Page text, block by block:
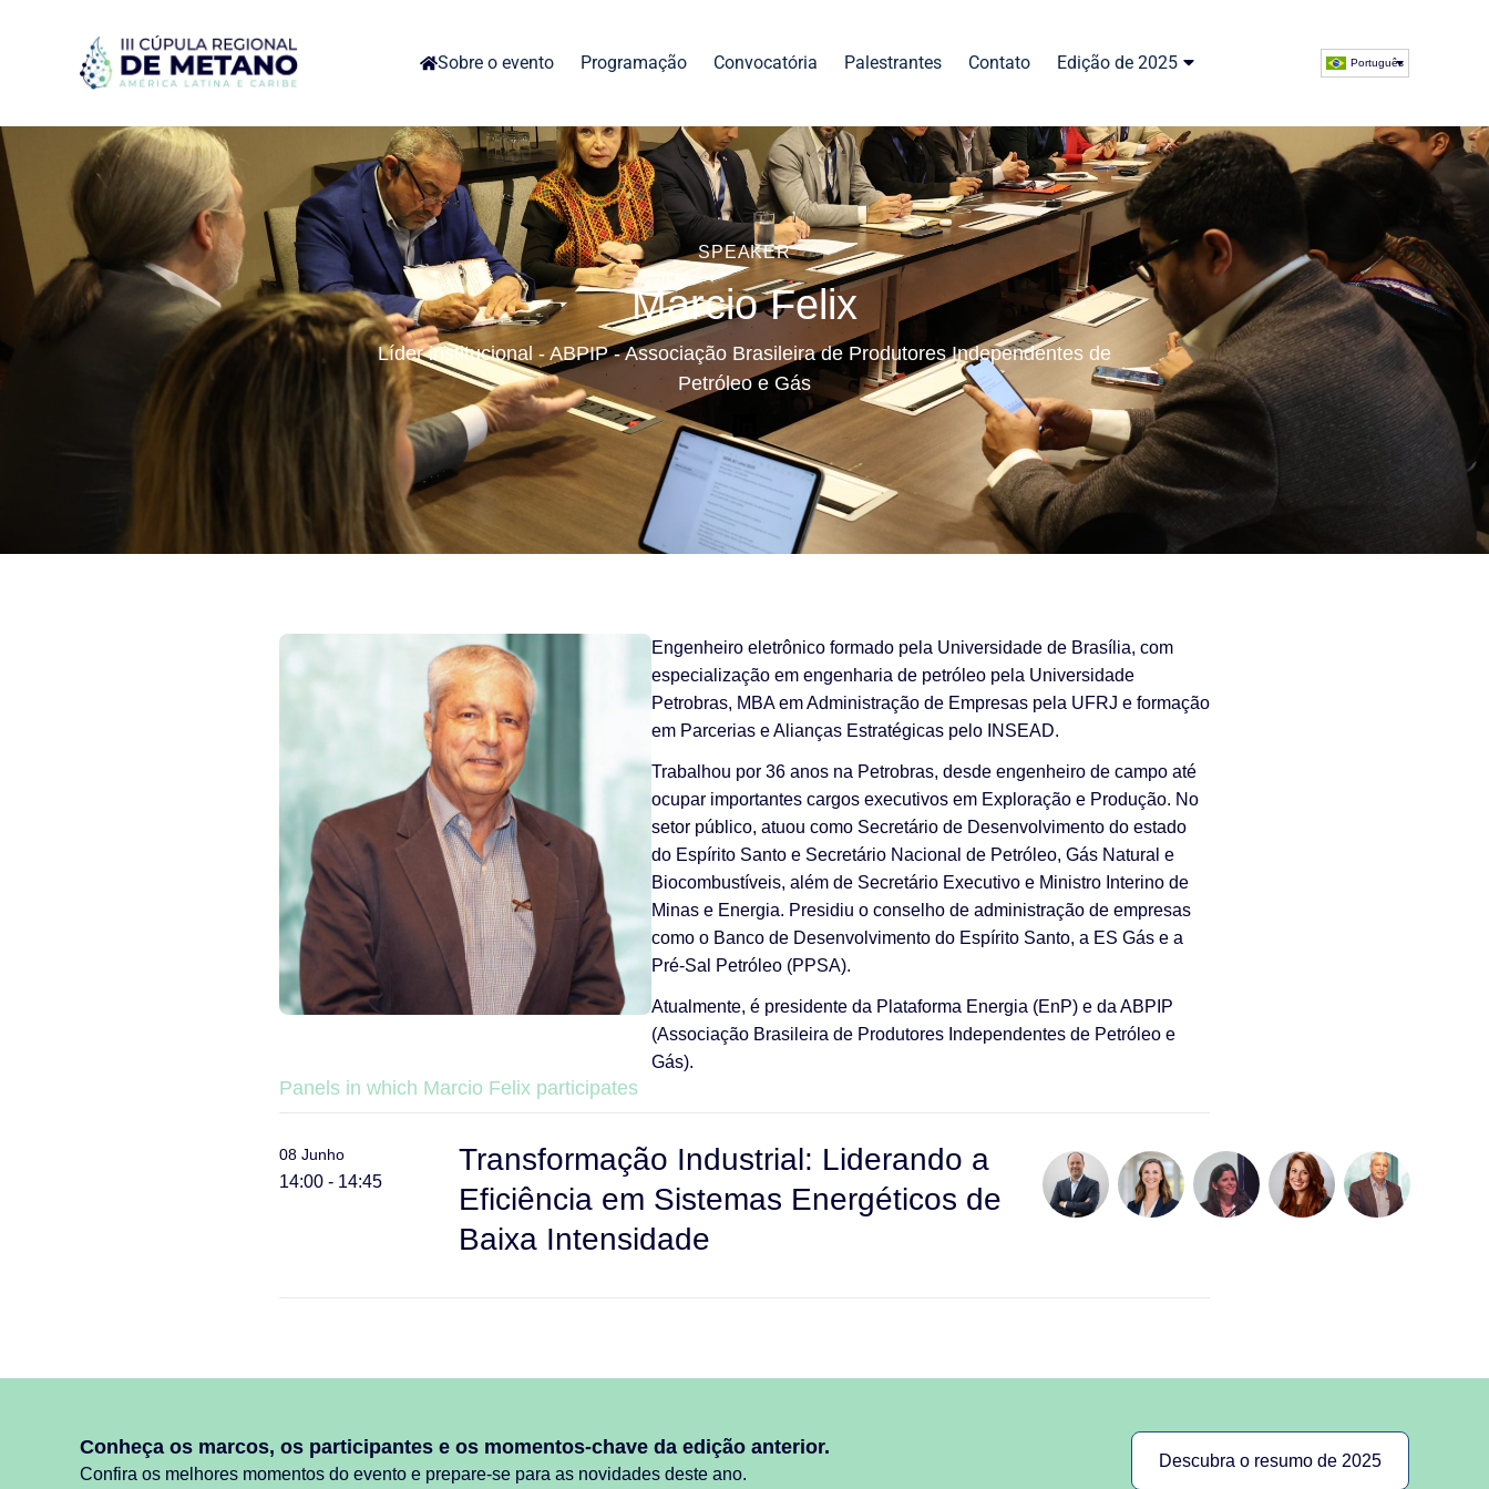
Sobre o evento Programação Convocatória Palestrantes Contato Edição de 2025 Português
SPEAKER
Marcio Felix
Líder institucional - ABPIP - Associação Brasileira de Produtores Independentes de
Petróleo e Gás
Engenheiro eletrônico formado pela Universidade de Brasília, com
especialização em engenharia de petróleo pela Universidade
Petrobras, MBA em Administração de Empresas pela UFRJ e formação
em Parcerias e Alianças Estratégicas pelo INSEAD.
Trabalhou por 36 anos na Petrobras, desde engenheiro de campo até
ocupar importantes cargos executivos em Exploração e Produção. No
setor público, atuou como Secretário de Desenvolvimento do estado
do Espírito Santo e Secretário Nacional de Petróleo, Gás Natural e
Biocombustíveis, além de Secretário Executivo e Ministro Interino de
Minas e Energia. Presidiu o conselho de administração de empresas
como o Banco de Desenvolvimento do Espírito Santo, a ES Gás e a
Pré-Sal Petróleo (PPSA).
Atualmente, é presidente da Plataforma Energia (EnP) e da ABPIP
(Associação Brasileira de Produtores Independentes de Petróleo e
Gás).
Panels in which Marcio Felix participates
08 Junho
14:00 - 14:45
Transformação Industrial: Liderando a
Eficiência em Sistemas Energéticos de
Baixa Intensidade
Conheça os marcos, os participantes e os momentos-chave da edição anterior.
Confira os melhores momentos do evento e prepare-se para as novidades deste ano.
Descubra o resumo de 2025